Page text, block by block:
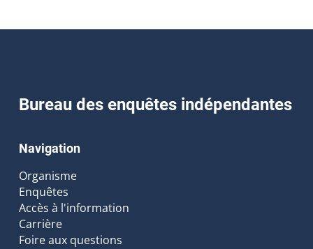
Bureau des enquêtes indépendantes
Navigation
Organisme
Enquêtes
Accès à l'information
Carrière
Foire aux questions